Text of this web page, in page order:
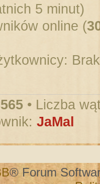
5 minut)
online (
• Liczba
JaMal
® Forum